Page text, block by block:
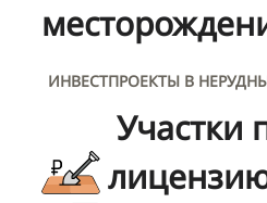
ИНВЕСТПРОЕКТЫ В
Участки